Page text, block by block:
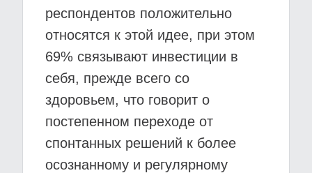
респондентов положительно
относятся к этой идее, при этом
69% связывают инвестиции в
себя, прежде всего со
здоровьем, что говорит о
постепенном переходе от
спонтанных решений к более
осознанному и регулярному